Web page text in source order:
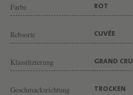
Farbe ROT
Rebsorte CUVÉE
Klassifizierung GRAND CRU
Geschmacksrichtung TROCKEN